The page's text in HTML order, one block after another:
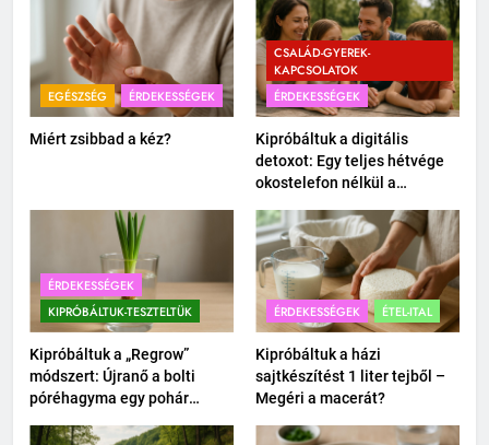
EGÉSZSÉG ÉRDEKESSÉGEK
Miért zsibbad a kéz?
CSALÁD-GYEREK-
KAPCSOLATOK
ÉRDEKESSÉGEK
Kipróbáltuk a digitális
detoxot: Egy teljes hétvége
okostelefon nélkül a
ÉRDEKESSÉGEK
KIPRÓBÁLTUK-TESZTELTÜK
Kipróbáltuk a „Regrow”
módszert: Újranő a bolti
póréhagyma egy pohár
ÉRDEKESSÉGEK ÉTEL-ITAL
Kipróbáltuk a házi
sajtkészítést 1 liter tejből –
Megéri a macerát?